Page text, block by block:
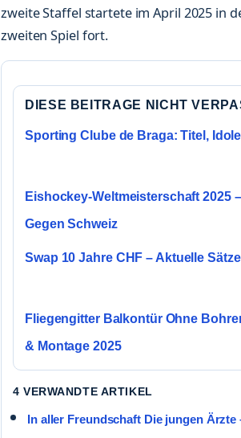
zweite Staffel startete im April 2025 in
zweiten Spiel fort.
DIESE BEITRAGE NICHT
Sporting Clube de Braga: Titel,
Eishockey-Weltmeisterschaft 2025
Gegen Schweiz
Swap 10 Jahre CHF – Aktuelle
Fliegengitter Balkontür Ohne
& Montage 2025
4 VERWANDTE ARTIKEL
In aller Freundschaft Die jungen Ärzte